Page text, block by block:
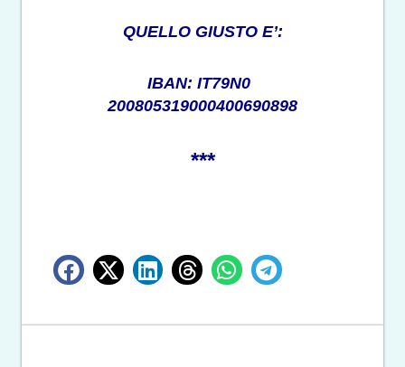
QUELLO GIUSTO E’:
IBAN: IT79N0
200805319000400690898
***